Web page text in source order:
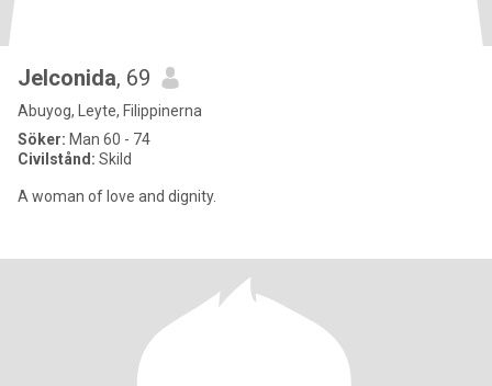
Jelconida, 69
Abuyog, Leyte, Filippinerna
Söker: Man 60 - 74
Civilstånd: Skild
A woman of love and dignity.